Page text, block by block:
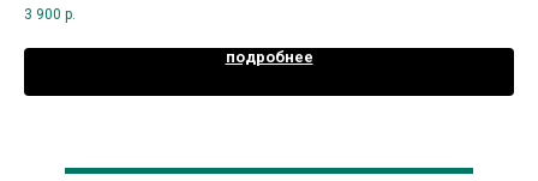
3 900 р.
подробнее